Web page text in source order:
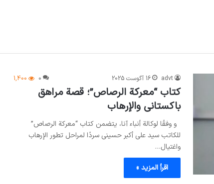
advt 16 آگوست 2025 0
1,400
كتاب “معركة الرصاص”؛ قصة مراهق
باكستاني والإرهاب
و وفقًا لوكالة أنباء آنا، يتضمن كتاب “معركة الرصاص”
للكاتب سيد علي أكبر حسيني سردًا لمراحل تطور الإرهاب
واغتيال…
اقرأ المزيد »